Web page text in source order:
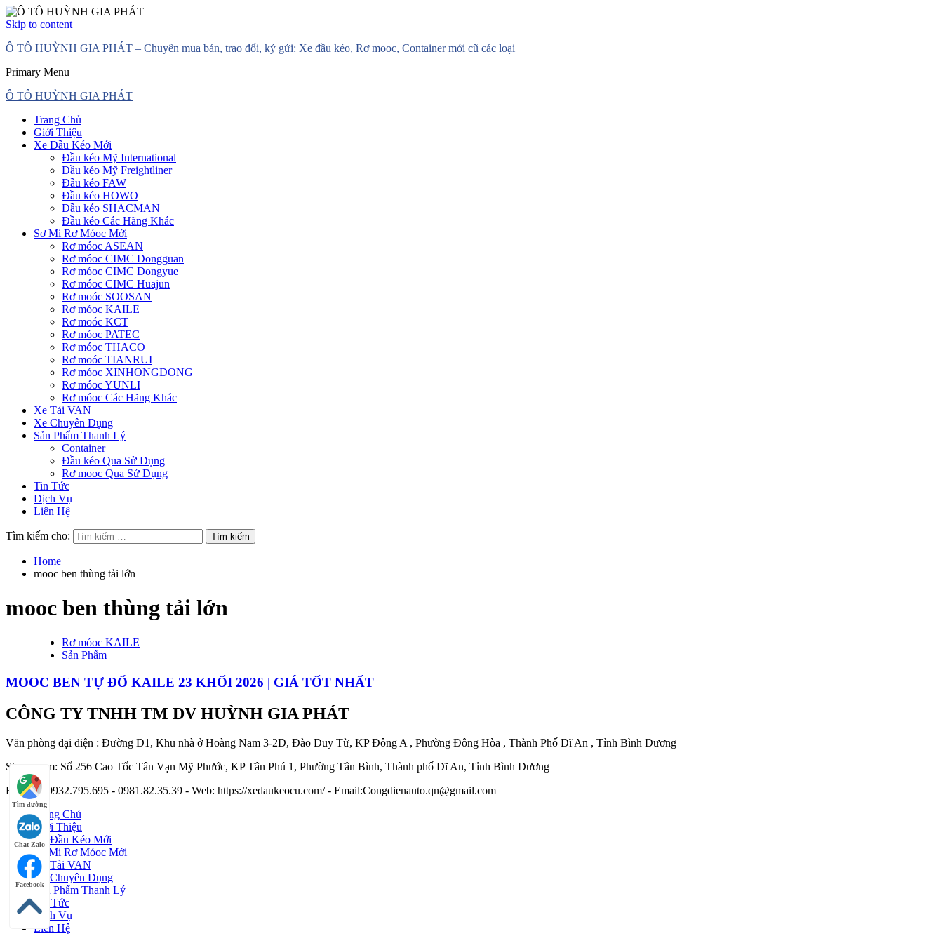
Skip to content
Ô TÔ HUỲNH GIA PHÁT – Chuyên mua bán, trao đổi, ký gửi: Xe đầu kéo, Rơ mooc, Container mới cũ các loại
Primary Menu
Ô TÔ HUỲNH GIA PHÁT
Trang Chủ
Giới Thiệu
Xe Đầu Kéo Mới
Đầu kéo Mỹ International
Đầu kéo Mỹ Freightliner
Đầu kéo FAW
Đầu kéo HOWO
Đầu kéo SHACMAN
Đầu kéo Các Hãng Khác
Sơ Mi Rơ Móoc Mới
Rơ móoc ASEAN
Rơ móoc CIMC Dongguan
Rơ móoc CIMC Dongyue
Rơ móoc CIMC Huajun
Rơ moóc SOOSAN
Rơ móoc KAILE
Rơ moóc KCT
Rơ móoc PATEC
Rơ móoc THACO
Rơ moóc TIANRUI
Rơ móoc XINHONGDONG
Rơ móoc YUNLI
Rơ móoc Các Hãng Khác
Xe Tải VAN
Xe Chuyên Dụng
Sản Phẩm Thanh Lý
Container
Đầu kéo Qua Sử Dụng
Rơ mooc Qua Sử Dụng
Tin Tức
Dịch Vụ
Liên Hệ
Tìm kiếm cho:
Home
mooc ben thùng tải lớn
mooc ben thùng tải lớn
Rơ móoc KAILE
Sản Phẩm
MOOC BEN TỰ ĐỔ KAILE 23 KHỐI 2026 | GIÁ TỐT NHẤT
CÔNG TY TNHH TM DV HUỲNH GIA PHÁT
Văn phòng đại diện : Đường D1, Khu nhà ở Hoàng Nam 3-2D, Đào Duy Từ, KP Đông A , Phường Đông Hòa , Thành Phố Dĩ An , Tỉnh Bình Dương
Showroom: Số 256 Cao Tốc Tân Vạn Mỹ Phước, KP Tân Phú 1, Phường Tân Bình, Thành phố Dĩ An, Tỉnh Bình Dương
Hotline : 0932.795.695 - 0981.82.35.39 - Web: https://xedaukeocu.com/ - Email:Congdienauto.qn@gmail.com
Tìm đường
Chat Zalo
Facebook
Trang Chủ
Giới Thiệu
Xe Đầu Kéo Mới
Sơ Mi Rơ Móoc Mới
Xe Tải VAN
Xe Chuyên Dụng
Sản Phẩm Thanh Lý
Tin Tức
Dịch Vụ
Liên Hệ